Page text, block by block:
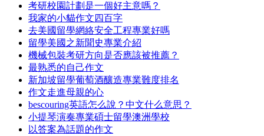
考研校園計劃是一個好主意嗎？
我家的小貓作文四百字
去美國留學網絡安全工程專業好嗎
留學美國之新聞史專業介紹
機械包裝考研方向是否應該被推薦？
最熟悉的自己作文
新加坡留學葡萄酒釀造專業難度排名
作文走進母親的心
bescouring英語怎么說？中文什么意思？
小提琴演奏專業碩士留學澳洲學校
以答案為話題的作文